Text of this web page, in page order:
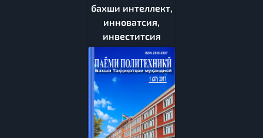
бахши интеллект,
инноватсия,
инвеститсия